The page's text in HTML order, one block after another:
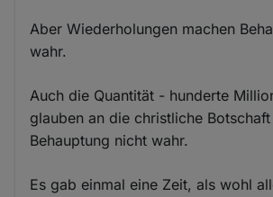
Aber Wiederholungen machen
wahr.
Auch die Quantität - hunderte
glauben an die christliche
Behauptung nicht wahr.
Es gab einmal eine Zeit, als wohl